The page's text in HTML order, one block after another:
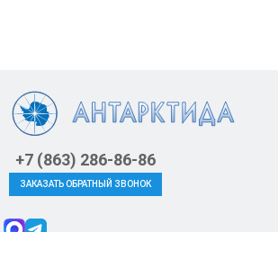
+7 (863) 286-86-86
ЗАКАЗАТЬ ОБРАТНЫЙ ЗВОНОК